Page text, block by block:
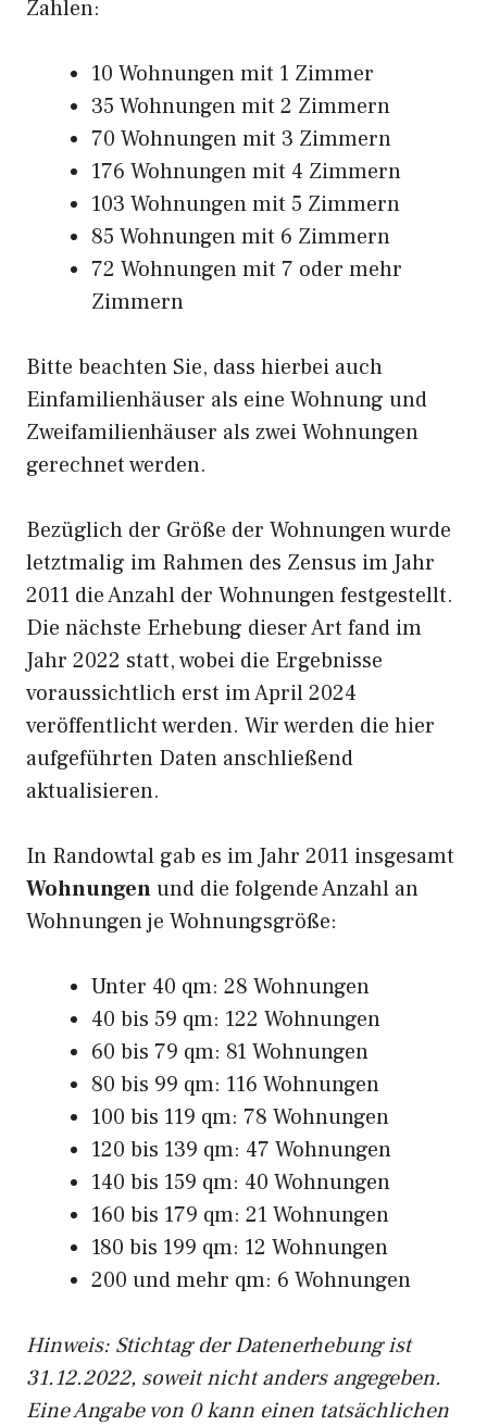
Zahlen:
10 Wohnungen mit 1 Zimmer
35 Wohnungen mit 2 Zimmern
70 Wohnungen mit 3 Zimmern
176 Wohnungen mit 4 Zimmern
103 Wohnungen mit 5 Zimmern
85 Wohnungen mit 6 Zimmern
72 Wohnungen mit 7 oder mehr
Zimmern
Bitte beachten Sie, dass hierbei auch
Einfamilienhäuser als eine Wohnung und
Zweifamilienhäuser als zwei Wohnungen
gerechnet werden.
Bezüglich der Größe der Wohnungen wurde
letztmalig im Rahmen des Zensus im Jahr
2011 die Anzahl der Wohnungen festgestellt.
Die nächste Erhebung dieser Art fand im
Jahr 2022 statt, wobei die Ergebnisse
voraussichtlich erst im April 2024
veröffentlicht werden. Wir werden die hier
aufgeführten Daten anschließend
aktualisieren.
In Randowtal gab es im Jahr 2011 insgesamt
Wohnungenund die folgende Anzahl an
Wohnungen je Wohnungsgröße:
Unter 40 qm: 28 Wohnungen
40 bis 59 qm: 122 Wohnungen
60 bis 79 qm: 81 Wohnungen
80 bis 99 qm: 116 Wohnungen
100 bis 119 qm: 78 Wohnungen
120 bis 139 qm: 47 Wohnungen
140 bis 159 qm: 40 Wohnungen
160 bis 179 qm: 21 Wohnungen
180 bis 199 qm: 12 Wohnungen
200 und mehr qm: 6 Wohnungen
Hinweis: Stichtag der Datenerhebung ist
31.12.2022, soweit nicht anders angegeben.
Eine Angabe von 0 kann einen tatsächlichen